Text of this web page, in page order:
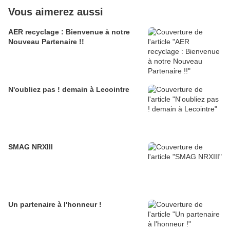
Vous aimerez aussi
AER recyclage : Bienvenue à notre
Nouveau Partenaire !!
N'oubliez pas ! demain à Lecointre
SMAG NRXIII
Un partenaire à l'honneur !